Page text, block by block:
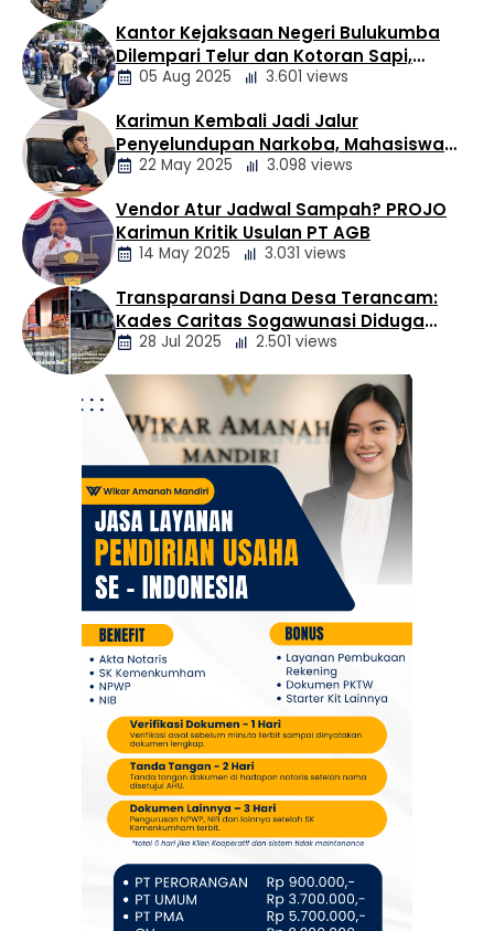
Berita
Daerah
Berita
Daerah
Kantor Kejaksaan Negeri Bulukumba
Dilempari Telur dan Kotoran Sapi,
Keluarga Korban Lakalantas Tuntut
05 Aug 2025 3.601 views
Berita
Daerah
Karimun Kembali Jadi Jalur
Penyelundupan Narkoba, Mahasiswa
Desak Pemkab dan Aparat Bertindak
22 May 2025 3.098 views
Berita
Daerah
Vendor Atur Jadwal Sampah? PROJO
Karimun Kritik Usulan PT AGB
14 May 2025 3.031 views
Daerah
Transparansi Dana Desa Terancam:
Kades Caritas Sogawunasi Diduga
Gelapkan Bantuan untuk Warga
28 Jul 2025 2.501 views